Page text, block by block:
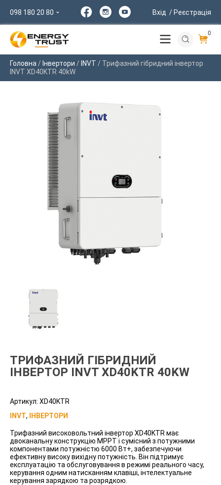
098 180 20 80 Вхід / Реєстрація
0
Головна / Інвертори / INVT / Трифазний гібридний інвертор
INVT XD40KTR 40kW
ТРИФАЗНИЙ ГІБРИДНИЙ
ІНВЕРТОР INVT XD40KTR 40KW
Артикул: XD40KTR
INVT, ІНВЕРТОРИ
Трифазний високовольтний інвертор XD40KTR має
двоканальну конструкцію MPPT і сумісний з потужними
компонентами потужністю 6000 Вт+, забезпечуючи
ефективну високу вихідну потужність. Він підтримує
експлуатацію та обслуговування в режимі реального часу,
керування одним натисканням клавіші, інтелектуальне
керування зарядкою та розрядкою.